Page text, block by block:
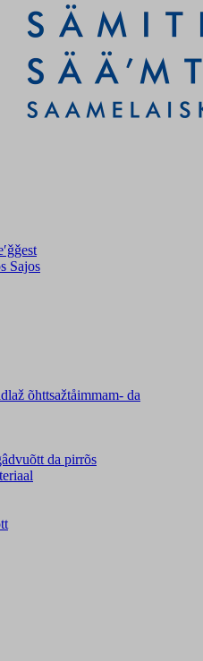
Sajos
õhttsažtåimmam- da
da pirrõs